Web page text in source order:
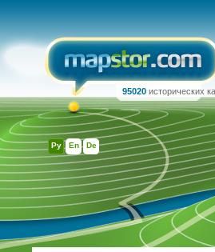
Ру En De
95020 исторических